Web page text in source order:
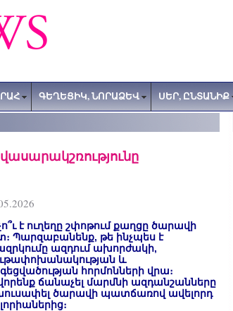
ԳԵՂԵՑԻԿ, ՆՈՐԱՁԵՎ ՍԵՐ, ԸՆՏԱՆԻՔ
է ուղեղը շփոթում քաղցը ծարավի
Պարզաբանենք, թե ինչպես է
ազդում ախորժակի,
և
հորմոնների վրա։
ճանաչել մարմնի ազդանշանները
ծարավի պատճառով ավելորդ